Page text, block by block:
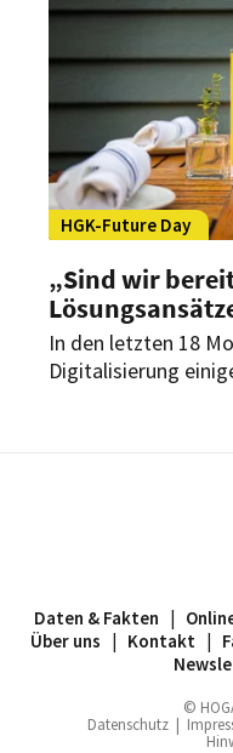
Herausforderungen
stark verändert
HGK-Future Day
„Sind wir
In den letzten 18
Digitalisierung
Daten & Fakten |
Über uns | Kontakt |
©
Datenschutz |